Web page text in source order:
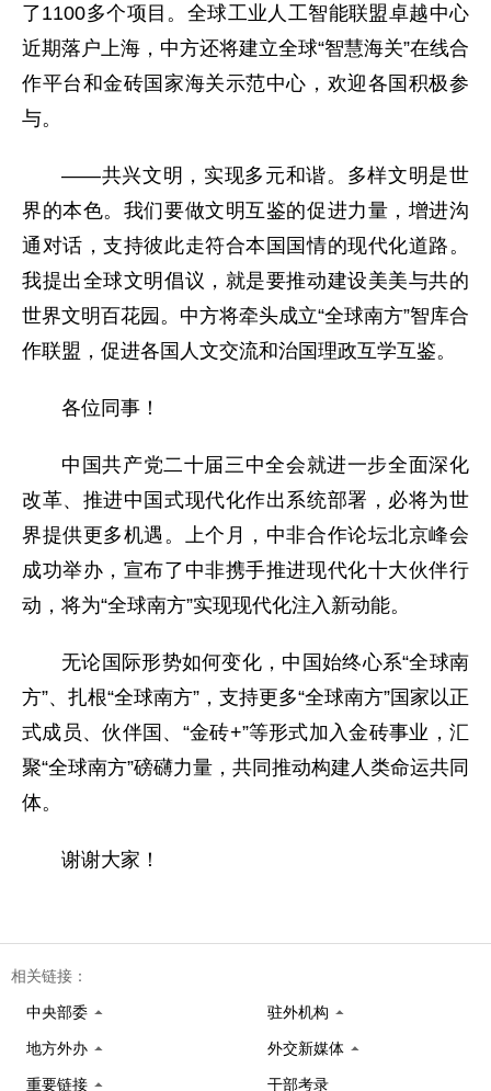
了1100多个项目。全球工业人工智能联盟卓越中心
近期落户上海，中方还将建立全球“智慧海关”在线合
作平台和金砖国家海关示范中心，欢迎各国积极参
与。
——共兴文明，实现多元和谐。多样文明是世
界的本色。我们要做文明互鉴的促进力量，增进沟
通对话，支持彼此走符合本国国情的现代化道路。
我提出全球文明倡议，就是要推动建设美美与共的
世界文明百花园。中方将牵头成立“全球南方”智库合
作联盟，促进各国人文交流和治国理政互学互鉴。
各位同事！
中国共产党二十届三中全会就进一步全面深化
改革、推进中国式现代化作出系统部署，必将为世
界提供更多机遇。上个月，中非合作论坛北京峰会
成功举办，宣布了中非携手推进现代化十大伙伴行
动，将为“全球南方”实现现代化注入新动能。
无论国际形势如何变化，中国始终心系“全球南
方”、扎根“全球南方”，支持更多“全球南方”国家以正
式成员、伙伴国、“金砖+”等形式加入金砖事业，汇
聚“全球南方”磅礴力量，共同推动构建人类命运共同
体。
谢谢大家！
相关链接：
中央部委 驻外机构
地方外办 外交新媒体
重要链接 干部考录